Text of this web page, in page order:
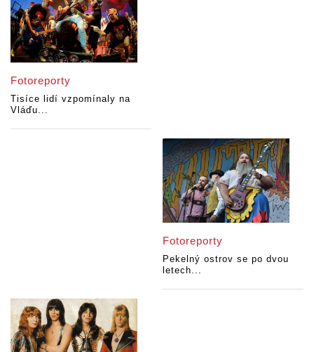
Fotoreporty
Tisíce lidí vzpomínaly na
Vláďu...
Fotoreporty
Pekelný ostrov se po dvou
letech...